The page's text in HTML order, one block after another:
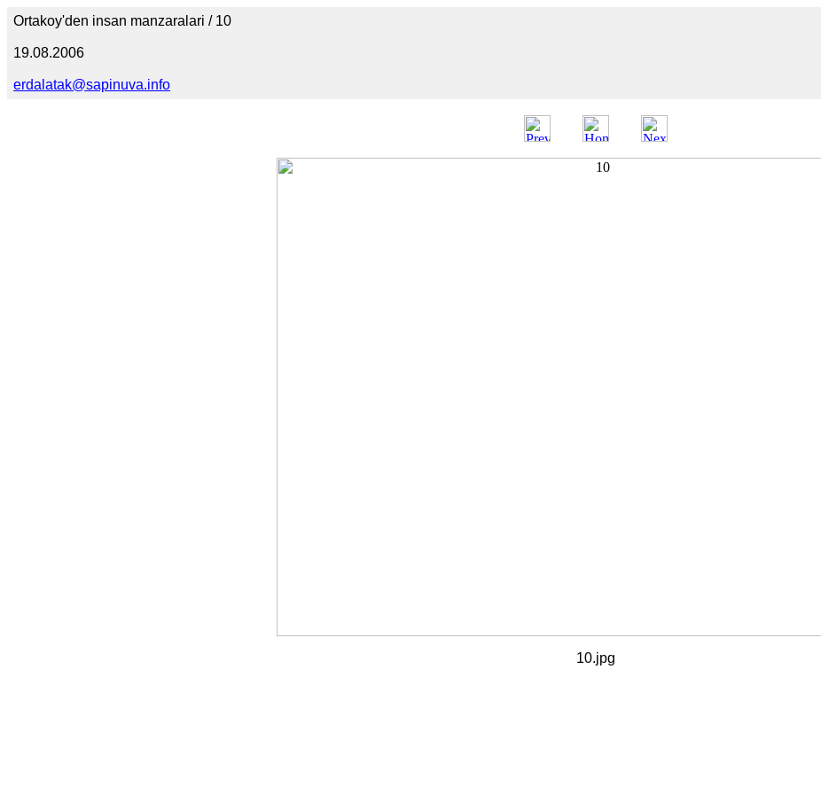
Ortakoy'den insan manzaralari / 10
19.08.2006
erdalatak@sapinuva.info
10.jpg